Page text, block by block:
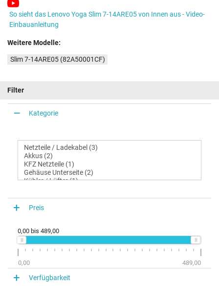
So sieht das Lenovo Yoga Slim 7-14ARE05 von Innen aus - Video-
Einbauanleitung
Weitere Modelle:
Slim 7-14ARE05 (82A50001CF)
Filter
Kategorie
Preis
0,00 bis 489,00
0,00 489,00
Verfügbarkeit